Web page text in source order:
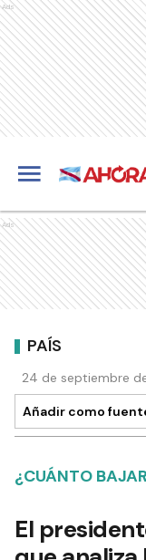
Ads
Ads
PAÍS
24 de septiembre
Añadir como
¿CUÁNTO
El